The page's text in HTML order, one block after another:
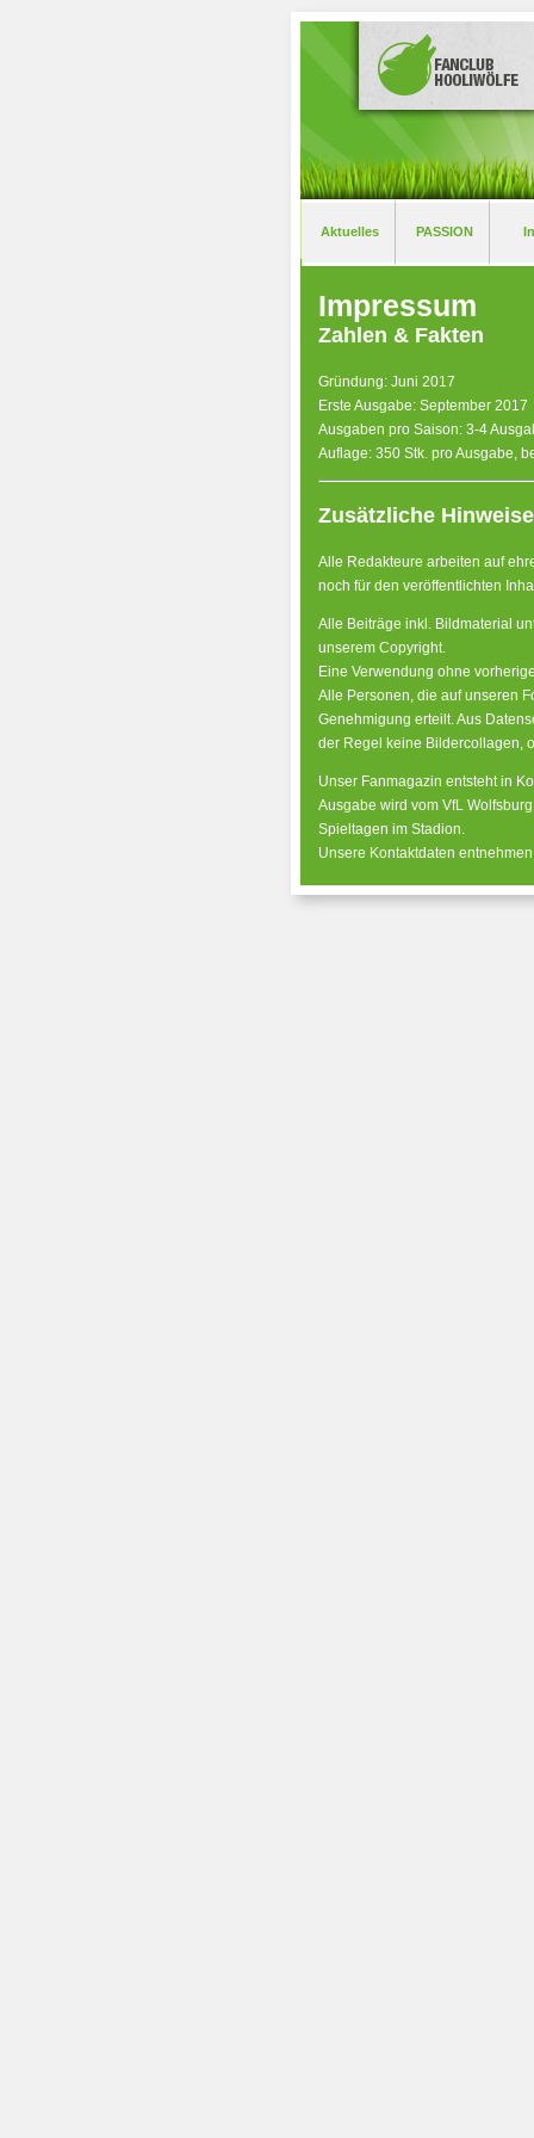
PASSION
Aktuelles
Impressum
Zahlen & Fakten
Gründung: Juni 2017
Erste Ausgabe: September 2017
Ausgaben pro Saison: 3-4
Auflage: 350 Stk. pro Ausgabe,
Zusätzliche Hinweise
Alle Redakteure arbeiten auf
noch für den veröffentlichten
Alle Beiträge inkl. Bildmaterial
unserem Copyright.
Eine Verwendung ohne
Alle Personen, die auf unseren
Genehmigung erteilt. Aus
der Regel keine Bildercollagen,
Unser Fanmagazin entsteht in
Ausgabe wird vom VfL
Spieltagen im Stadion.
Unsere Kontaktdaten